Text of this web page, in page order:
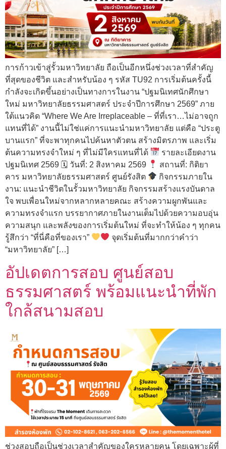
การก้าวเข้าสู่รั้วมหาวิทยาลัย ถือเป็นอีกหนึ่งช่วงเวลาที่สำคัญ
ที่สุดของชีวิต และสำหรับน้อง ๆ รหัส TU92 การเริ่มต้นครั้งนี้
กำลังจะเกิดขึ้นอย่างเป็นทางการในงาน “ปฐมนิเทศนักศึกษา
ใหม่ มหาวิทยาลัยธรรมศาสตร์ ประจำปีการศึกษา 2569” ภาย
ใต้แนวคิด “Where We Are Irreplaceable – ที่ที่เรา…ไม่อาจถูก
แทนที่ได้” งานนี้ไม่ใช่แค่การแนะนำมหาวิทยาลัย แต่คือ “ประตู
บานแรก” ที่จะพาทุกคนไปค้นหาตัวตน สร้างมิตรภาพ และเริ่ม
ต้นความทรงจำใหม่ ๆ ที่ไม่มีใครแทนที่ได้
รายละเอียดงาน
ปฐมนิเทศ 2569 🗓 วันที่: 2 สิงหาคม 2569
สถานที่: กิติยา
คาร มหาวิทยาลัยธรรมศาสตร์ ศูนย์รังสิต
กิจกรรมภายใน
งาน: แนะนำชีวิตในรั้วมหาวิทยาลัย กิจกรรมสร้างแรงบันดาล
ใจ พบเพื่อนใหม่จากหลากหลายคณะ สร้างความผูกพันและ
ความทรงจำแรก บรรยากาศภายในงานเต็มไปด้วยความอบอุ่น
ความสนุก และพลังของการเริ่มต้นใหม่ ที่จะทำให้น้อง ๆ ทุกคน
รู้สึกว่า “ที่นี่คือที่ของเรา”
จุดเริ่มต้นที่มากกว่าคำว่า
“มหาวิทยาลัย” […]
อัปเดตการสอบ ศูนย์สอบ
ธรรมศาสตร์ พร้อมแนะนำที่พัก
ใกล้สนามสอบ
ช่วงสอบถือเป็นช่วงเวลาสำคัญของใครหลายคน โดยเฉพาะผู้ที่